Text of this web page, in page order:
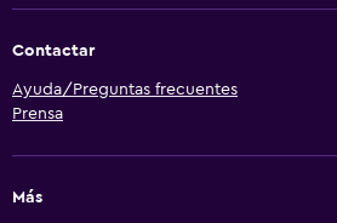
Contactar
Ayuda/Preguntas frecuentes
Prensa
Más